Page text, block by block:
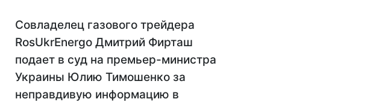
Совладелец газового трейдера
RosUkrEnergo Дмитрий Фирташ
подает в суд на премьер-министра
Украины Юлию Тимошенко за
неправдивую информацию в